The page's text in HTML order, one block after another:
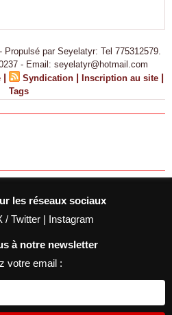
par Seyelatyr: Tel 775312579.
- Email: seyelatyr@hotmail.com
| Syndication | Inscription au site |
Tags
les réseaux sociaux
/ Twitter | Instagram
à notre newsletter
votre email :